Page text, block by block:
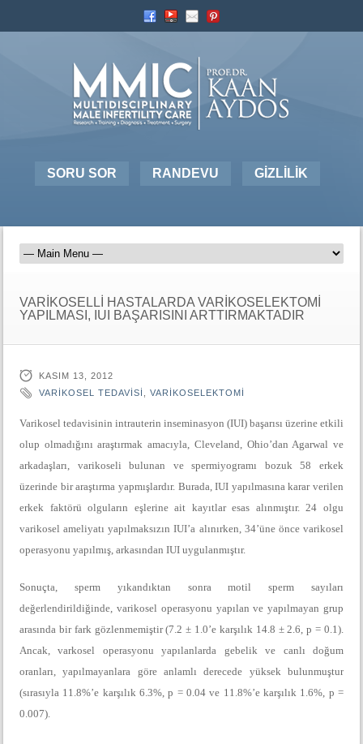
SORU SOR RANDEVU GİZLİLİK
VARİKOSELLİ HASTALARDA VARİKOSELEKTOMİ
YAPILMASI, IUI BAŞARISINI ARTTIRMAKTADIR
KASIM 13, 2012
VARIKOSEL TEDAVISI
VARIKOSELEKTOMI
Varikosel tedavisinin intrauterin inseminasyon (IUI) başarısı üzerine etkili
olup olmadığını araştırmak amacıyla, Cleveland, Ohio’dan Agarwal ve
arkadaşları, varikoseli bulunan ve spermiyogramı bozuk 58 erkek
üzerinde bir araştırma yapmışlardır. Burada, IUI yapılmasına karar verilen
erkek faktörü olguların eşlerine ait kayıtlar esas alınmıştır. 24 olgu
varikosel ameliyatı yapılmaksızın IUI’a alınırken, 34’üne önce varikosel
operasyonu yapılmış, arkasından IUI uygulanmıştır.
Sonuçta, sperm yıkandıktan sonra motil sperm sayıları
değerlendirildiğinde, varikosel operasyonu yapılan ve yapılmayan grup
arasında bir fark gözlenmemiştir (7.2 ± 1.0’e karşılık 14.8 ± 2.6, p = 0.1).
Ancak, varkosel operasyonu yapılanlarda gebelik ve canlı doğum
oranları, yapılmayanlara göre anlamlı derecede yüksek bulunmuştur
(sırasıyla 11.8%’e karşılık 6.3%, p = 0.04 ve 11.8%’e karşılık 1.6%, p =
0.007).